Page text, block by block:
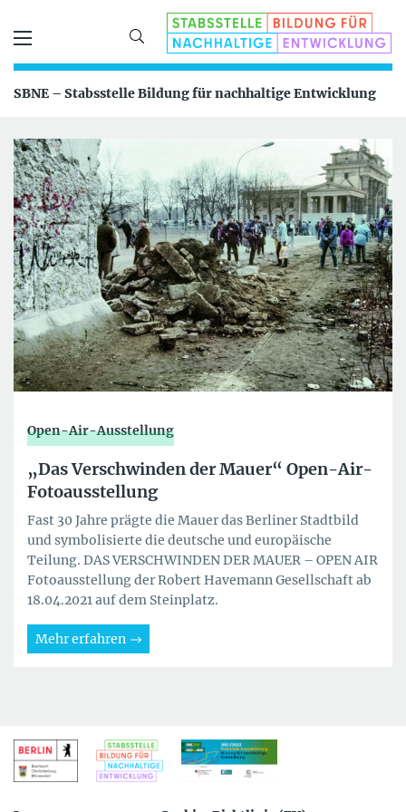
SBNE – Stabsstelle Bildung für nachhaltige Entwicklung
Open-Air-Ausstellung
„Das Verschwinden der Mauer“ Open-Air-
Fotoausstellung
Fast 30 Jahre prägte die Mauer das Berliner Stadtbild
und symbolisierte die deutsche und europäische
Teilung. DAS VERSCHWINDEN DER MAUER – OPEN AIR
Fotoausstellung der Robert Havemann Gesellschaft ab
18.04.2021 auf dem Steinplatz.
Mehr erfahren